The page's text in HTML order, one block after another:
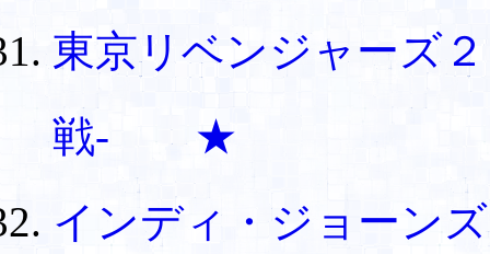
東京リベンジャーズ
戦- ★
インディ・ジョー